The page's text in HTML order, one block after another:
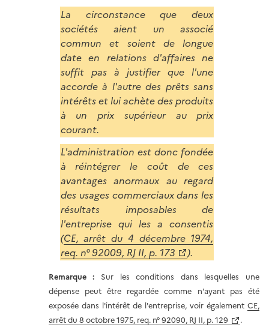
La circonstance que deux
sociétés aient un associé
commun et soient de longue
date en relations d'affaires ne
suffit pas à justifier que l'une
accorde à l'autre des prêts sans
intérêts et lui achète des produits
à un prix supérieur au prix
courant.
L'administration est donc fondée
à réintégrer le coût de ces
avantages anormaux au regard
des usages commerciaux dans les
résultats imposables de
l'entreprise qui les a consentis
(CE, arrêt du 4 décembre 1974,
req. n° 92009, RJ II, p. 173
).
Remarque : Sur les conditions dans lesquelles une
dépense peut être regardée comme n'ayant pas été
exposée dans l'intérêt de l'entreprise, voir également CE,
arrêt du 8 octobre 1975, req. n° 92090, RJ II, p. 129
.